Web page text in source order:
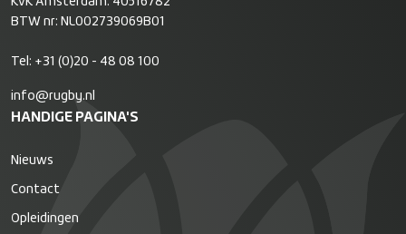
BTW nr: NL002739069B01
Tel: +31 (0)20 - 48 08 100
info@rugby.nl
HANDIGE PAGINA'S
Nieuws
Contact
Opleidingen